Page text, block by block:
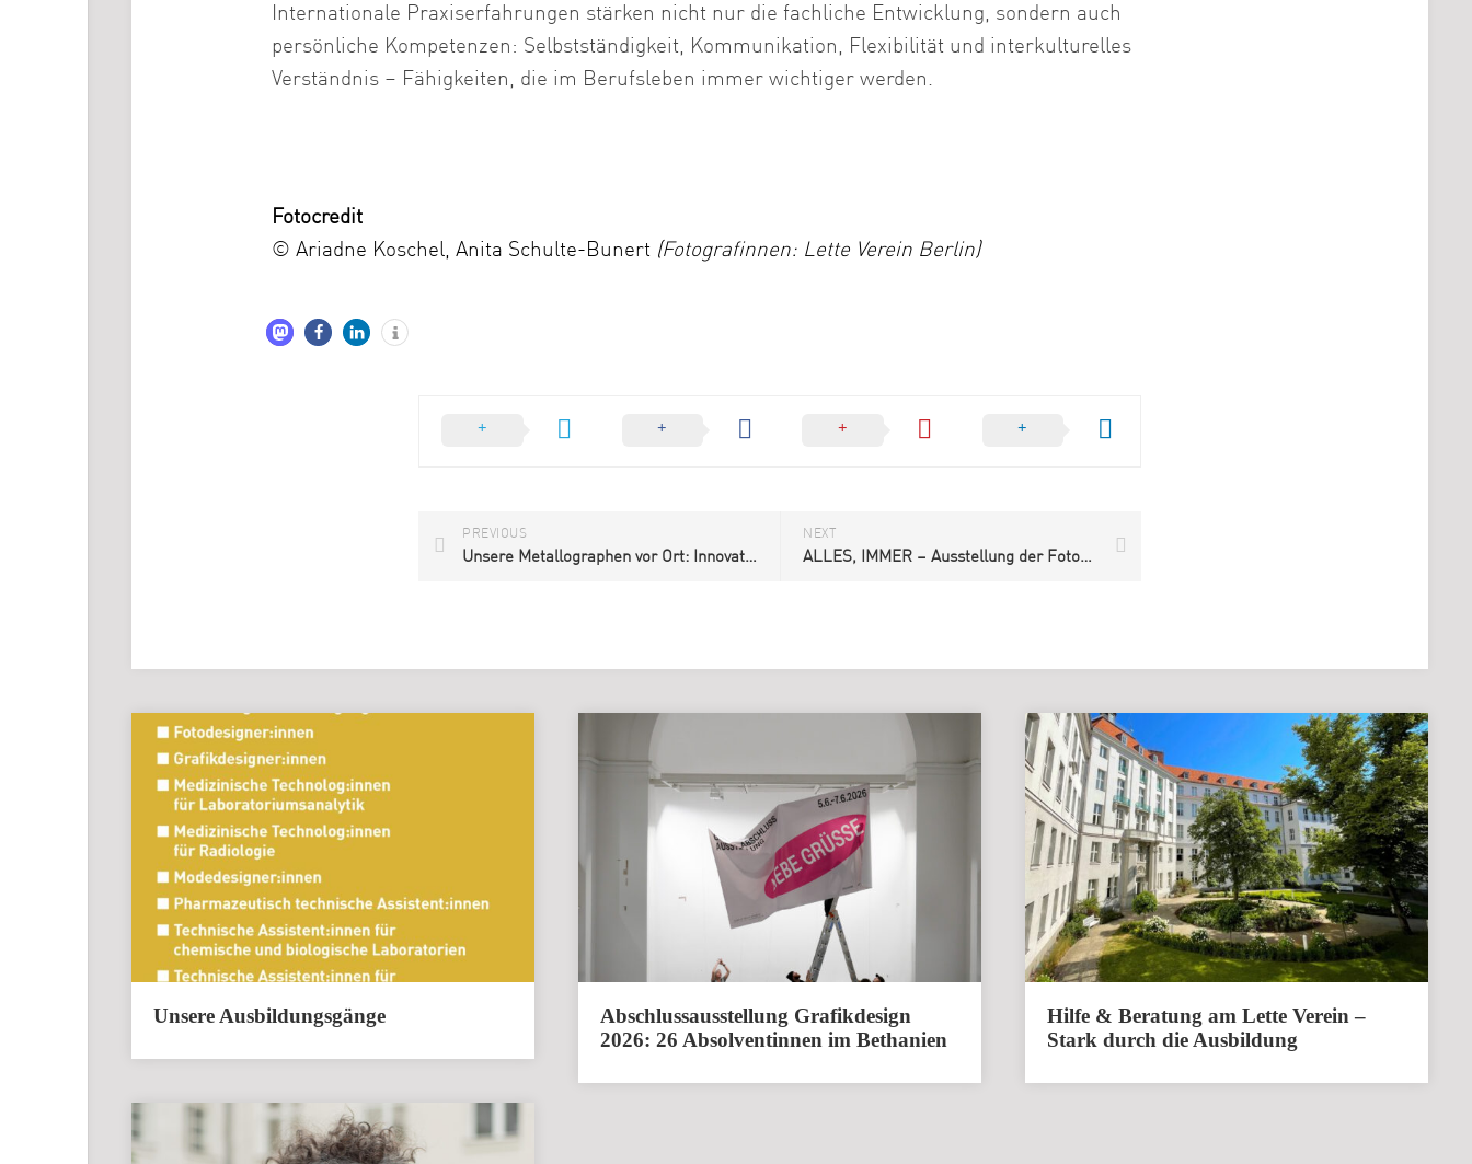
Internationale Praxiserfahrungen stärken nicht nur die fachliche Entwicklung, sondern auch
persönliche Kompetenzen: Selbstständigkeit, Kommunikation, Flexibilität und interkulturelles
Verständnis – Fähigkeiten, die im Berufsleben immer wichtiger werden.
Fotocredit
© Ariadne Koschel, Anita Schulte-Bunert (Fotografinnen: Lette Verein Berlin)
NEXT
ALLES, IMMER – Ausstellung der Fotografie-Ausbildung
PREVIOUS
Unsere Metallographen vor Ort: Innovation Day 2026 bei QATM
Unsere Ausbildungsgänge
Abschlussausstellung Grafikdesign
2026: 26 Absolventinnen im Bethanien
Hilfe & Beratung am Lette Verein –
Stark durch die Ausbildung